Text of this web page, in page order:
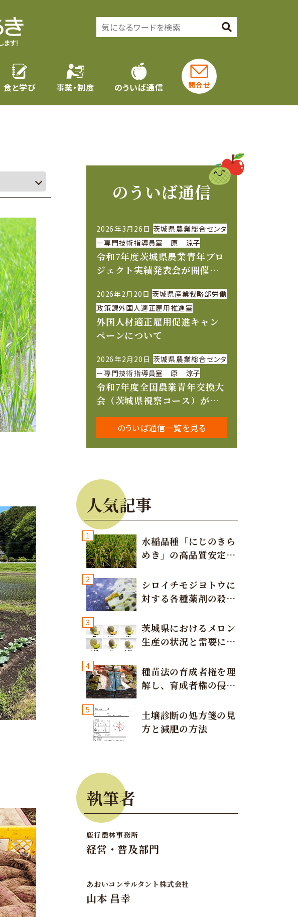
食と学び 事業・制度 のういば通信 問合せ
のういば通信
2026年3月26日 茨城県農業総合センタ
ー専門技術指導員室 原 涼子
令和7年度茨城県農業青年プロ
ジェクト実績発表会が開催さ
2026年2月20日 茨城県産業戦略部労働
政策課外国人適正雇用推進室
外国人材適正雇用促進キャン
ペーンについて
2026年2月20日 茨城県農業総合センタ
ー専門技術指導員室 原 涼子
令和7年度全国農業青年交換大
会（茨城県視察コース）が開
のういば通信一覧を見る
人気記事
1
水稲品種「にじのきら
めき」の高品質安定多
2
シロイチモジヨトウに
対する各種薬剤の殺虫
3
茨城県におけるメロン
生産の状況と需要に応
4
種苗法の育成者権を理
解し、育成者権の侵害
意しましょう！
5
土壌診断の処方箋の見
方と減肥の方法
執筆者
鹿行農林事務所
経営・普及部門
あおいコンサルタント株式会社
山本 昌幸